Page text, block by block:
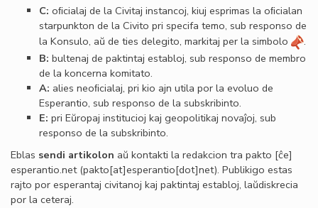
C: oﬁcialaj de la Civitaj instancoj, kiuj esprimas la oﬁcialan
starpunkton de la Civito pri specifa temo, sub responso de
la Konsulo, aŭ de ties delegito, markitaj per la simbolo
.
B: bultenaj de paktintaj establoj, sub responso de membro
de la koncerna komitato.
A: alies neoﬁcialaj, pri kio ajn utila por la evoluo de
Esperantio, sub responso de la subskribinto.
E: pri Eŭropaj institucioj kaj geopolitikaj novaĵoj, sub
responso de la subskribinto.
Eblas sendi artikolon aŭ kontakti la redakcion tra pakto [ĉe]
esperantio.net(pakto[at]esperantio[dot]net). Publikigo estas
rajto por esperantaj civitanoj kaj paktintaj establoj, laŭdiskrecia
por la ceteraj.